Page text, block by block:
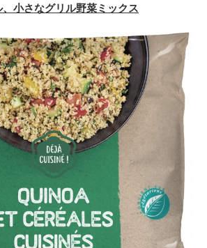
小さなグリル野菜ミックス